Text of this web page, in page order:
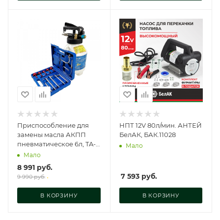
Приспособление для
замены масла АКПП
пневматическое 6л, TA-
AC001
Мало
8 991 руб.
9 990руб.
В КОРЗИНУ
НПТ 12V 80л/мин. АНТЕЙ
БелАК, БАК.11028
Мало
7 593руб.
В КОРЗИНУ